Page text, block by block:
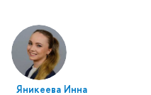
Яникеева Инна